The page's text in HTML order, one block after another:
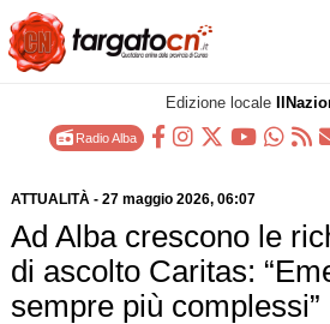
Edizione locale
Radio Alba
ATTUALITÀ- 27 maggio 2026, 06:07
Ad Alba crescono le
di ascolto Caritas:
sempre più complessi”